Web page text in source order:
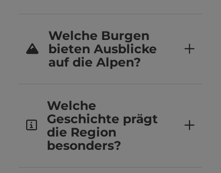
Welche Burgen
bieten Ausblicke
auf die Alpen?
Welche
Geschichte prägt
die Region
besonders?